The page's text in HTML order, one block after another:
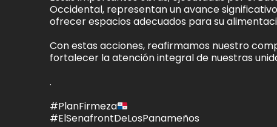
Occidental, representan un avance
ofrecer espacios adecuados para su
Con estas acciones, reafirmamos nuestro
fortalecer la atención integral de nuestras
.
#PlanFirmeza
#ElSenafrontDeLosPanameños